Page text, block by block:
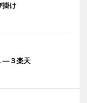
掛け
―３楽天